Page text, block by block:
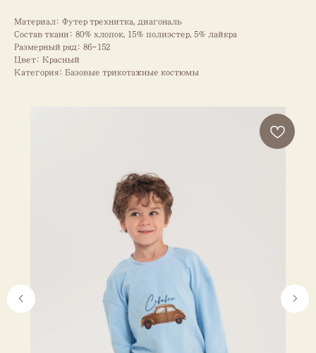
Материал: Футер трехнитка, диагональ
Состав ткани: 80% хлопок, 15% полиэстер, 5% лайкра
Размерный ряд: 86-152
Цвет: Красный
Категория: Базовые трикотажные костюмы